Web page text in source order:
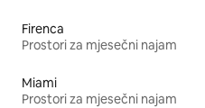
Firenca
Prostori za mjesečni najam
Miami
Prostori za mjesečni najam